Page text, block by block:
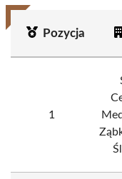
Pozycja
1